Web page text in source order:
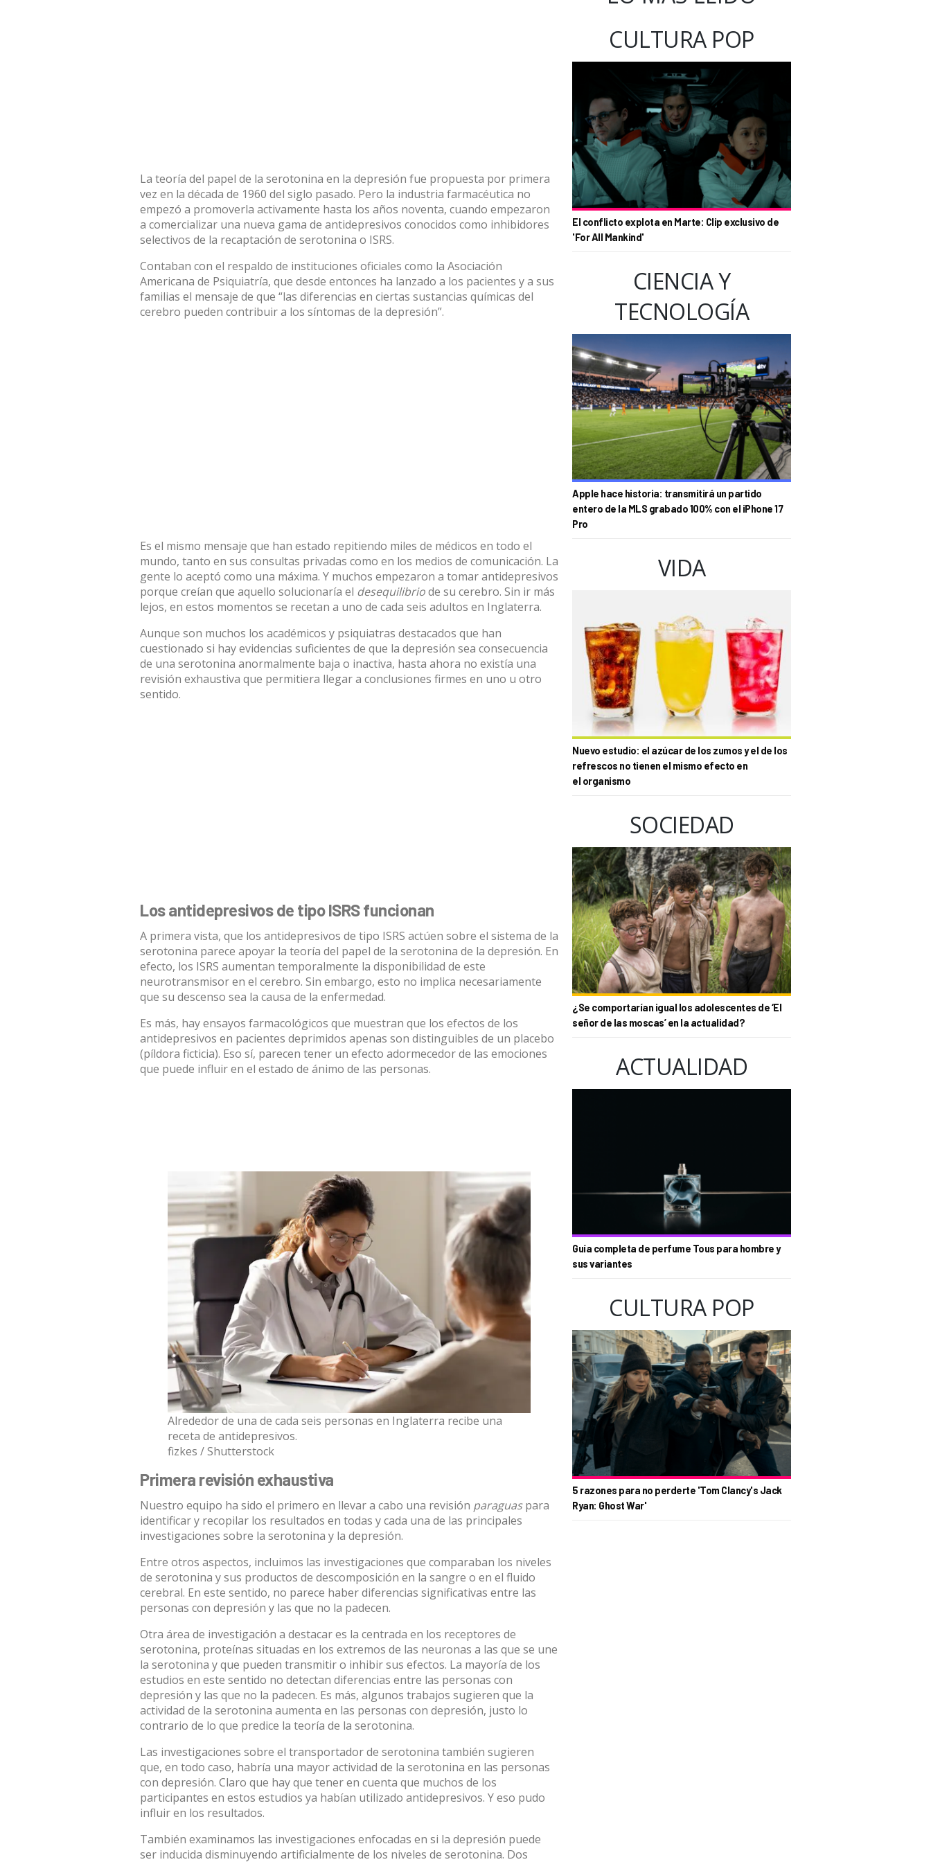
La teoría del papel de la serotonina en la depresión fue propuesta por primera
vez en la década de 1960 del siglo pasado. Pero la industria farmacéutica no
empezó a promoverla activamente hasta los años noventa, cuando empezaron
a comercializar una nueva gama de antidepresivos conocidos como inhibidores
selectivos de la recaptación de serotonina o ISRS.
Contaban con el respaldo de instituciones oficiales como la Asociación
Americana de Psiquiatría, que desde entonces ha lanzado a los pacientes y a sus
familias el mensaje de que “las diferencias en ciertas sustancias químicas del
cerebro pueden contribuir a los síntomas de la depresión”.
Es el mismo mensaje que han estado repitiendo miles de médicos en todo el
mundo, tanto en sus consultas privadas como en los medios de comunicación. La
gente lo aceptó como una máxima. Y muchos empezaron a tomar antidepresivos
porque creían que aquello solucionaría el desequilibriode su cerebro. Sin ir más
lejos, en estos momentos se recetan a uno de cada seis adultos en Inglaterra.
Aunque son muchos los académicos y psiquiatras destacados que han
cuestionado si hay evidencias suficientes de que la depresión sea consecuencia
de una serotonina anormalmente baja o inactiva, hasta ahora no existía una
revisión exhaustiva que permitiera llegar a conclusiones firmes en uno u otro
sentido.
Los antidepresivos de tipo ISRS funcionan
A primera vista, que los antidepresivos de tipo ISRS actúen sobre el sistema de la
serotonina parece apoyar la teoría del papel de la serotonina de la depresión. En
efecto, los ISRS aumentan temporalmente la disponibilidad de este
neurotransmisor en el cerebro. Sin embargo, esto no implica necesariamente
que su descenso sea la causa de la enfermedad.
Es más, hay ensayos farmacológicos que muestran que los efectos de los
antidepresivos en pacientes deprimidos apenas son distinguibles de un placebo
(píldora ficticia). Eso sí, parecen tener un efecto adormecedor de las emociones
que puede influir en el estado de ánimo de las personas.
Alrededor de una de cada seis personas en Inglaterra recibe una
receta de antidepresivos.
fizkes / Shutterstock
Primera revisión exhaustiva
Nuestro equipo ha sido el primero en llevar a cabo una revisión paraguaspara
identificar y recopilar los resultados en todas y cada una de las principales
investigaciones sobre la serotonina y la depresión.
Entre otros aspectos, incluimos las investigaciones que comparaban los niveles
de serotonina y sus productos de descomposición en la sangre o en el fluido
cerebral. En este sentido, no parece haber diferencias significativas entre las
personas con depresión y las que no la padecen.
Otra área de investigación a destacar es la centrada en los receptores de
serotonina, proteínas situadas en los extremos de las neuronas a las que se une
la serotonina y que pueden transmitir o inhibir sus efectos. La mayoría de los
estudios en este sentido no detectan diferencias entre las personas con
depresión y las que no la padecen. Es más, algunos trabajos sugieren que la
actividad de la serotonina aumenta en las personas con depresión, justo lo
contrario de lo que predice la teoría de la serotonina.
Las investigaciones sobre el transportador de serotonina también sugieren
que, en todo caso, habría una mayor actividad de la serotonina en las personas
con depresión. Claro que hay que tener en cuenta que muchos de los
participantes en estos estudios ya habían utilizado antidepresivos. Y eso pudo
influir en los resultados.
También examinamos las investigaciones enfocadas en si la depresión puede
ser inducida disminuyendo artificialmente de los niveles de serotonina. Dos
CULTURA POP
El conflicto explota en Marte: Clip exclusivo de
'For All Mankind'
CIENCIA Y
TECNOLOGÍA
Apple hace historia: transmitirá un partido
entero de la MLS grabado 100% con el iPhone 17
Pro
VIDA
Nuevo estudio: el azúcar de los zumos y el de los
refrescos no tienen el mismo efecto en
el organismo
SOCIEDAD
¿Se comportarían igual los adolescentes de ‘El
señor de las moscas’ en la actualidad?
ACTUALIDAD
Guía completa de perfume Tous para hombre y
sus variantes
CULTURA POP
5 razones para no perderte 'Tom Clancy's Jack
Ryan: Ghost War'